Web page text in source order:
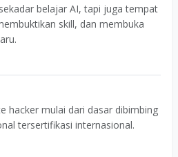
belajar AI, tapi juga tempat
skill, dan membuka
hacker mulai dari dasar dibimbing
tersertifikasi internasional.